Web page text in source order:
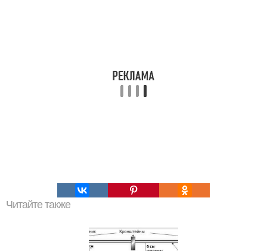
Читайте также